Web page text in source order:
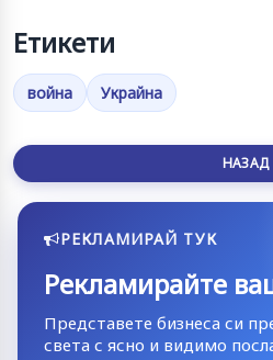
Етикети
война Украйна
НАЗАД
РЕКЛАМИРАЙ ТУК
Рекламирайте
Представете бизнеса си
света с ясно и видимо